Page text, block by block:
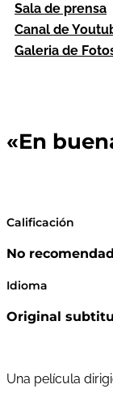
Sala de prensa
Canal de
Galeria de
«En
Calificación
No
Idioma
Original
Una película